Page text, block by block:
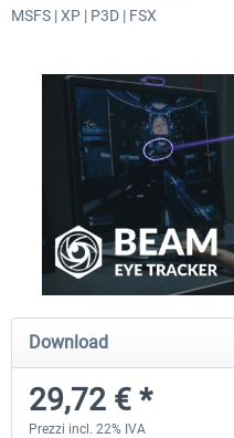
rkApps - FSRealistic Pro MSFS
34,16 € *
MSFS | XP | P3D | FSX
Download
29,72 € *
Prezzi incl. 22% IVA